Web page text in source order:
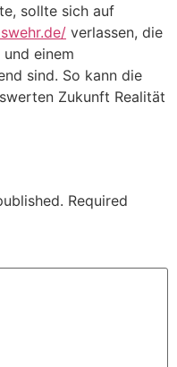
sollte sich auf
verlassen, die
einem
sind. So kann die
Zukunft Realität
Required